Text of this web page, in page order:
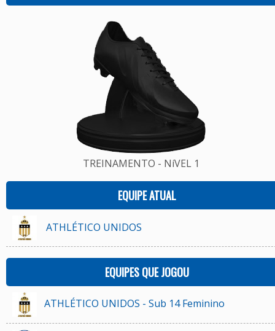
TREINAMENTO - NíVEL 1
EQUIPE ATUAL
ATHLÉTICO UNIDOS
EQUIPES QUE JOGOU
ATHLÉTICO UNIDOS - Sub 14 Feminino